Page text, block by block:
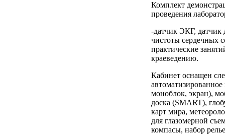
Комплект
проведения
-датчик ЭКГ, датчик
чистоты сердечных
практические
краеведению.
Кабинет оснащен
моноблок, экран),
доска (SMART),
карт мира,
для глазомерной
компасы, набор